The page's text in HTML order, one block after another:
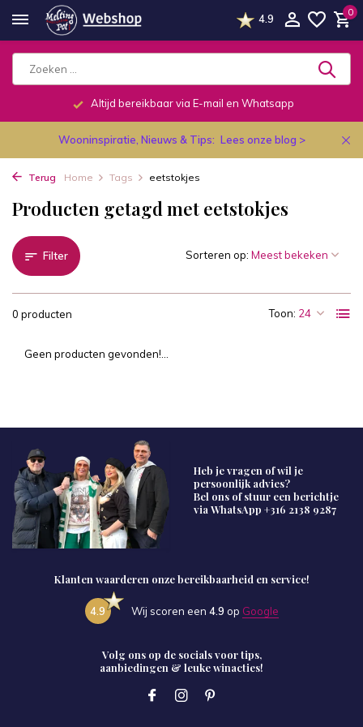
4.9
0
Altijd bereikbaar via E-mail en Whatsapp
Wooninspiratie, Nieuws & Tips: Lees onze blog >
Terug Home Tags eetstokjes
Producten getagd met eetstokjes
Filter
0 producten Toon:
Sorteren op:
Geen producten gevonden!...
Heb je vragen of wil je
persoonlijk advies?
Bel ons of stuur een berichtje
via WhatsApp +316 2138 9287
Klanten waarderen onze bereikbaarheid en service!
4.9 Wij scoren een 4.9 op Google
Volg ons op de socials voor tips,
aanbiedingen & leuke winacties!